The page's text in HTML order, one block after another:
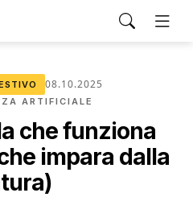
08.10.2025
ARTIFICIALE
che funziona
impara dalla